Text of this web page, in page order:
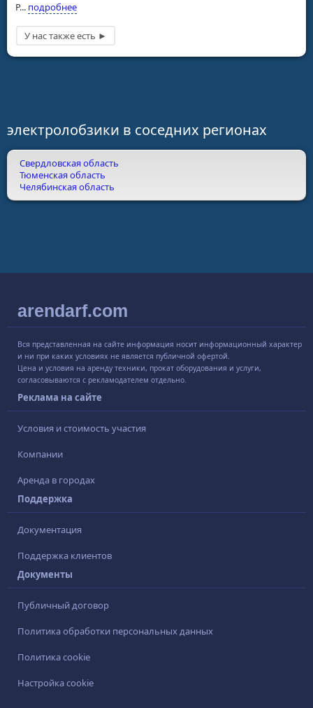
Р... подробнее
электролобзики в соседних регионах
Свердловская область
Тюменская область
Челябинская область
arendarf.com
Вся представленная на сайте информация носит информационный характер
и ни при каких условиях не является публичной офертой.
Цена и условия на аренду техники, прокат оборудования и услуги,
согласовываются с рекламодателем отдельно.
Реклама на сайте
Условия и стоимость участия
Компании
Аренда в городах
Поддержка
Документация
Поддержка клиентов
Документы
Публичный договор
Политика обработки персональных данных
Политика cookie
Настройка cookie